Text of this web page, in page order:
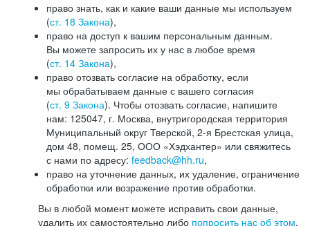
право знать, как и какие ваши данные мы используем
(ст. 18 Закона),
право на доступ к вашим персональным данным.
Вы можете запросить их у нас в любое время
(ст. 14 Закона),
право отозвать согласие на обработку, если
мы обрабатываем данные с вашего согласия
(ст. 9 Закона). Чтобы отозвать согласие, напишите
нам: 125047, г. Москва, внутригородская территория
Муниципальный округ Тверской, 2-я Брестская улица,
дом 48, помещ. 25, ООО «Хэдхантер» или свяжитесь
с нами по адресу: feedback@hh.ru,
право на уточнение данных, их удаление, ограничение
обработки или возражение против обработки.
Вы в любой момент можете исправить свои данные,
удалить их самостоятельно либо попросить нас об этом.